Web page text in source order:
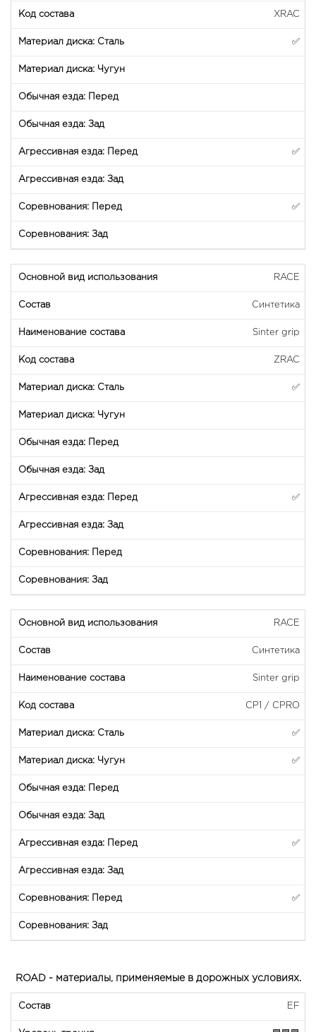
XRAC
✅
✅
✅
RACE
Синтетика
Sinter grip
ZRAC
✅
✅
RACE
Синтетика
Sinter grip
CP1 / CPRO
✅
✅
✅
✅
ROAD - материалы, применяемые в дорожных условиях.
EF